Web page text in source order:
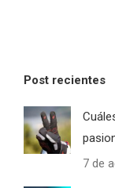
Post recientes
7 de